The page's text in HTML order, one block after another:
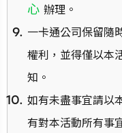
心 辦理。
一卡通公司保留隨
權利，並得僅以本
知。
如有未盡事宜請以
有對本活動所有事